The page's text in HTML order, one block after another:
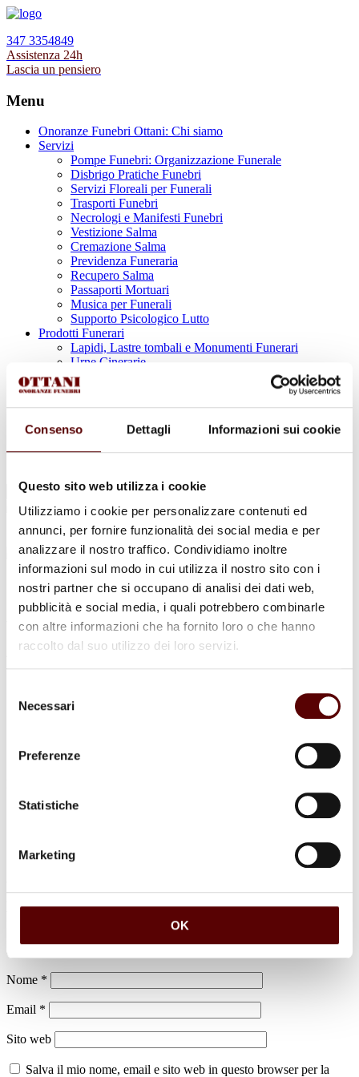
Consenso Dettagli Informazioni sui cookie
Questo sito web utilizza i cookie
Utilizziamo i cookie per personalizzare contenuti ed
annunci, per fornire funzionalità dei social media e per
analizzare il nostro traffico. Condividiamo inoltre
informazioni sul modo in cui utilizza il nostro sito con i
nostri partner che si occupano di analisi dei dati web,
pubblicità e social media, i quali potrebbero combinarle
con altre informazioni che ha fornito loro o che hanno
raccolto dal suo utilizzo dei loro servizi.
delNecessari
Preferenze
Statistiche
Marketing
OK
347 3354849
Assistenza 24h
Lascia un pensiero
Menu
Onoranze Funebri Ottani: Chi siamo
Servizi
Pompe Funebri: Organizzazione Funerale
Disbrigo Pratiche Funebri
Servizi Floreali per Funerali
Trasporti Funebri
Necrologi e Manifesti Funebri
Vestizione Salma
Cremazione Salma
Previdenza Funeraria
Recupero Salma
Passaporti Mortuari
Musica per Funerali
Supporto Psicologico Lutto
Prodotti Funerari
Lapidi, Lastre tombali e Monumenti Funerari
Urne Cinerarie
Allestimento Funebre
Cofani Funebri
In caso di decesso
News
Sedi Onoranze Funebri Ottani
Cerca
per:
Gidia Tedeschi
ved. Bastoni
4 Dicembre 1922 - 7 Novembre 2022
Cimitero di San Giorgio di Piano
Lascia un commento
contrassegnati
Nome *
Email *
Sito web
Salva il mio nome, email e sito web in questo browser per la